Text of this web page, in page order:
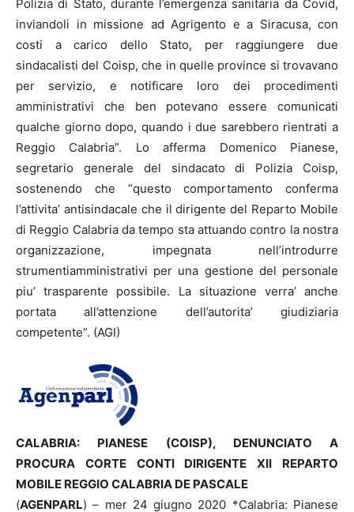
Polizia di Stato, durante l’emergenza sanitaria da Covid,
inviandoli in missione ad Agrigento e a Siracusa, con
costi a carico dello Stato, per raggiungere due
sindacalisti del Coisp, che in quelle province si trovavano
per servizio, e notificare loro dei procedimenti
amministrativi che ben potevano essere comunicati
qualche giorno dopo, quando i due sarebbero rientrati a
Reggio Calabria”. Lo afferma Domenico Pianese,
segretario generale del sindacato di Polizia Coisp,
sostenendo che “questo comportamento conferma
l’attivita’ antisindacale che il dirigente del Reparto Mobile
di Reggio Calabria da tempo sta attuando contro la nostra
organizzazione, impegnata nell’introdurre
strumentiamministrativi per una gestione del personale
piu’ trasparente possibile. La situazione verra’ anche
portata all’attenzione dell’autorita’ giudiziaria
competente”. (AGI)
CALABRIA: PIANESE (COISP), DENUNCIATO A
PROCURA CORTE CONTI DIRIGENTE XII REPARTO
MOBILE REGGIO CALABRIA DE PASCALE
(AGENPARL) – mer 24 giugno 2020 *Calabria: Pianese